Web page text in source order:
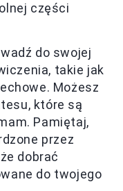
części
do swojej
takie jak
Możesz
które są
Pamiętaj,
przez
dobrać
do twojego